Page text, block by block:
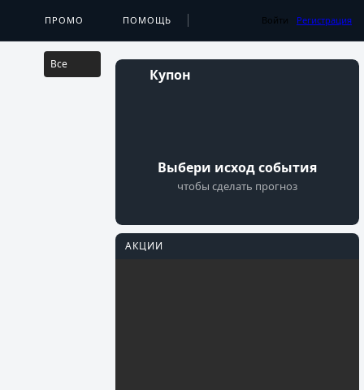
ПРИЛОЖЕНИЯ РЕЗУЛЬТАТЫ
ПРОМО ПОМОЩЬ Войти Регистрация
Все
Купон
Выбери исход события
чтобы сделать прогноз
АКЦИИ